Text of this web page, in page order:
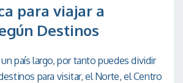
para viajar a
Destinos
país largo, por tanto puedes dividir
para visitar, el Norte, el Centro